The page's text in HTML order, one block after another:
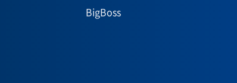
BigBoss